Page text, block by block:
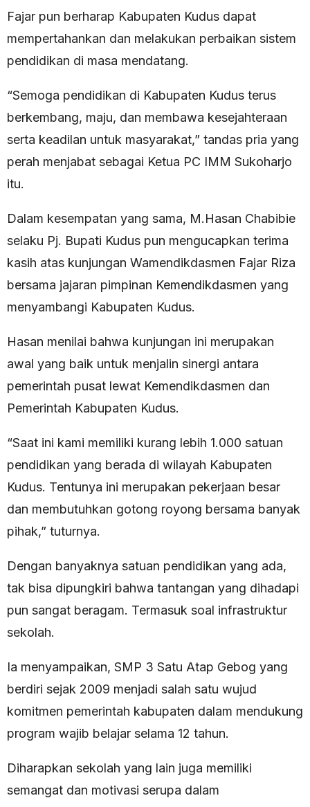
Fajar pun berharap Kabupaten Kudus dapat
mempertahankan dan melakukan perbaikan sistem
pendidikan di masa mendatang.
“Semoga pendidikan di Kabupaten Kudus terus
berkembang, maju, dan membawa kesejahteraan
serta keadilan untuk masyarakat,” tandas pria yang
perah menjabat sebagai Ketua PC IMM Sukoharjo
itu.
Dalam kesempatan yang sama, M.Hasan Chabibie
selaku Pj. Bupati Kudus pun mengucapkan terima
kasih atas kunjungan Wamendikdasmen Fajar Riza
bersama jajaran pimpinan Kemendikdasmen yang
menyambangi Kabupaten Kudus.
Hasan menilai bahwa kunjungan ini merupakan
awal yang baik untuk menjalin sinergi antara
pemerintah pusat lewat Kemendikdasmen dan
Pemerintah Kabupaten Kudus.
“Saat ini kami memiliki kurang lebih 1.000 satuan
pendidikan yang berada di wilayah Kabupaten
Kudus. Tentunya ini merupakan pekerjaan besar
dan membutuhkan gotong royong bersama banyak
pihak,” tuturnya.
Dengan banyaknya satuan pendidikan yang ada,
tak bisa dipungkiri bahwa tantangan yang dihadapi
pun sangat beragam. Termasuk soal infrastruktur
sekolah.
Ia menyampaikan, SMP 3 Satu Atap Gebog yang
berdiri sejak 2009 menjadi salah satu wujud
komitmen pemerintah kabupaten dalam mendukung
program wajib belajar selama 12 tahun.
Diharapkan sekolah yang lain juga memiliki
semangat dan motivasi serupa dalam